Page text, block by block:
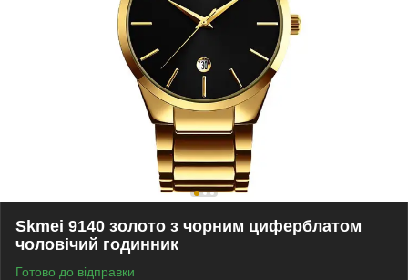
Skmei 9140 золото з чорним циферблатом
чоловічий годинник
Готово до відправки